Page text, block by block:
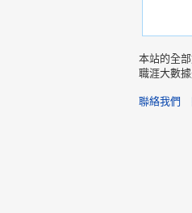
本站的全
職涯大數
聯絡我們